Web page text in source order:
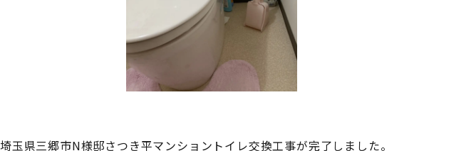
埼玉県三郷市N様邸さつき平マンショントイレ交換工事が完了しました。